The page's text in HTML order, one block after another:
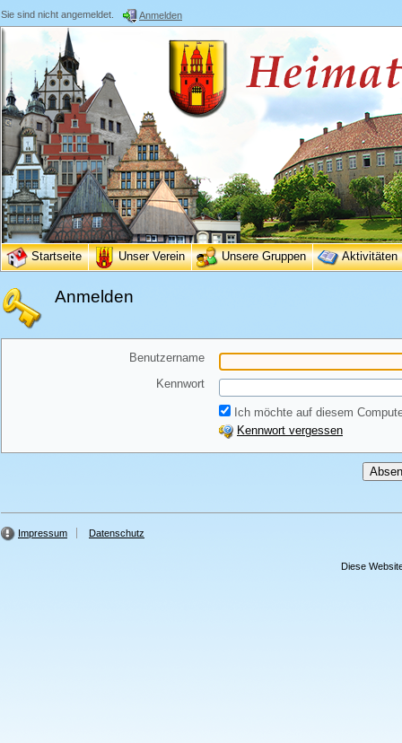
Sie sind nicht angemeldet. Anmelden
Startseite Unser Verein Unsere Gruppen Aktivitäten
Anmelden
Benutzername
Kennwort
Ich möchte auf diesem
Kennwort vergessen
Impressum Datenschutz
Diese